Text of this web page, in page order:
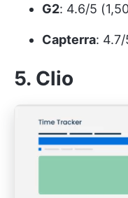
G2: 4.6/5
Capterra:
5. Clio